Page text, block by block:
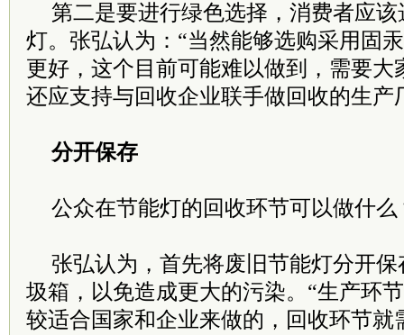
第二是要进行绿色选择，消费者应
灯。张弘认为：“当然能够选购采用固
更好，这个目前可能难以做到，需要大
还应支持与回收企业联手做回收的生产
分开保存
公众在节能灯的回收环节可以做什么
张弘认为，首先将废旧节能灯分开
圾箱，以免造成更大的污染。“生产环
较适合国家和企业来做的，回收环节就